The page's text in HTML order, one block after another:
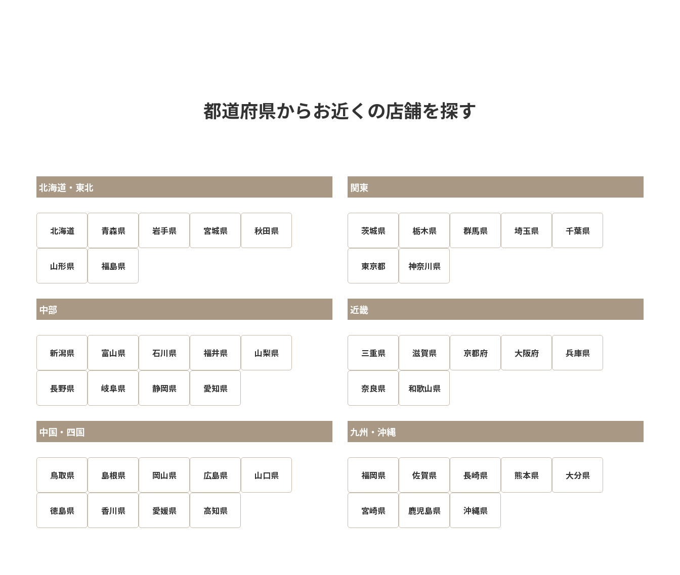
都道府県からお近くの店舗を探す
北海道・東北
北海道 青森県 岩手県 宮城県 秋田県
山形県 福島県
関東
茨城県 栃木県 群馬県 埼玉県 千葉県
東京都 神奈川県
中部
新潟県 富山県 石川県 福井県 山梨県
長野県 岐阜県 静岡県 愛知県
近畿
三重県 滋賀県 京都府 大阪府 兵庫県
奈良県 和歌山県
中国・四国
鳥取県 島根県 岡山県 広島県 山口県
徳島県 香川県 愛媛県 高知県
九州・沖縄
福岡県 佐賀県 長崎県 熊本県 大分県
宮崎県 鹿児島県 沖縄県